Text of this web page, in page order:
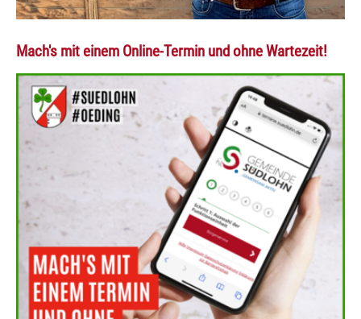
Mach's mit einem Online-Termin und ohne Wartezeit!